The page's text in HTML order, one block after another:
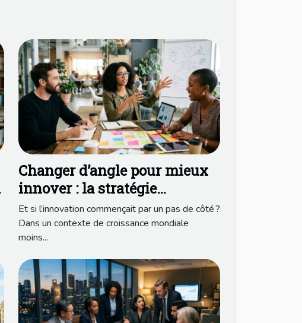
Changer d’angle pour mieux
innover : la stratégie
expliquée par ceux qui osent
Et si l’innovation commençait par un pas de côté ?
Dans un contexte de croissance mondiale
moins...